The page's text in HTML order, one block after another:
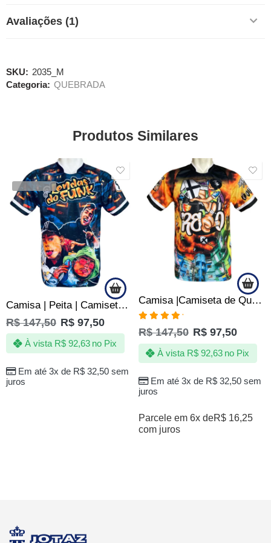
Avaliações (1)
SKU: 2035_M
Categoria: QUEBRADA
Produtos Similares
VENDIDOS
Camisa | Peita | Camiseta de Quebrada – Lendas do Funk – TOP
R$147,50 R$ 97,50
Em até 3x de R$32,50sem
juros
À vista R$92,63 no Pix
Camisa |Camiseta de Quebrada Pipa Pipeiros Papagaio Arraia Cafifa
Avaliação
5.00de 5
R$147,50 R$ 97,50
Em até 3x de R$32,50sem
juros
À vista R$92,63 no Pix
Parcele em 6x deR$ 16,25
com juros